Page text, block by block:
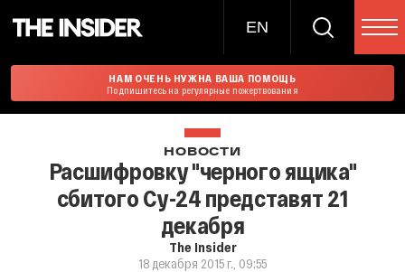
EN
НАМ ОЧЕНЬ НУЖНА ВАША ПОМОЩЬ
Подпишитесь на регулярные пожертвования
НОВОСТИ
Расшифровку "черного ящика"
сбитого Су-24 представят 21
декабря
The Insider
18 декабря 2015 г., 09:55